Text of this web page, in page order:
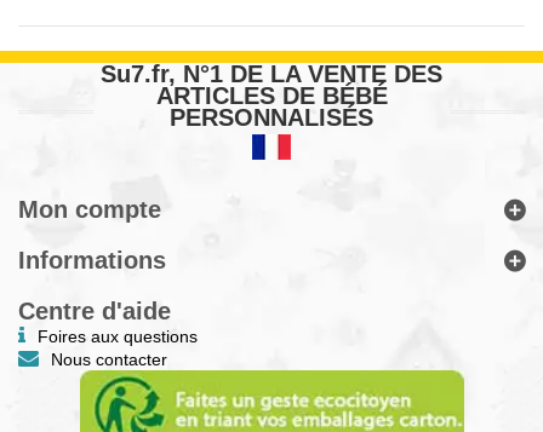
Su7.fr, N°1 DE LA VENTE DES
ARTICLES DE BÉBÉ
PERSONNALISÉS
Mon compte
Informations
Centre d'aide
Foires aux questions
Nous contacter